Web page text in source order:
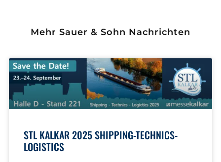
Mehr Sauer & Sohn Nachrichten
STL KALKAR 2025 SHIPPING-TECHNICS-
LOGISTICS